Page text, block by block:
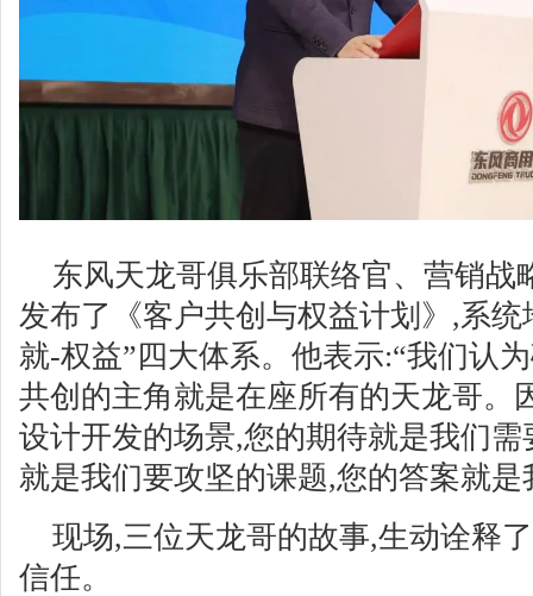
东风天龙哥俱乐部联络官、营销战
发布了《客户共创与权益计划》,系
就-权益”四大体系。他表示:“我们认
共创的主角就是在座所有的天龙哥。
设计开发的场景,您的期待就是我们
就是我们要攻坚的课题,您的答案就
现场,三位天龙哥的故事,生动诠释
信任。